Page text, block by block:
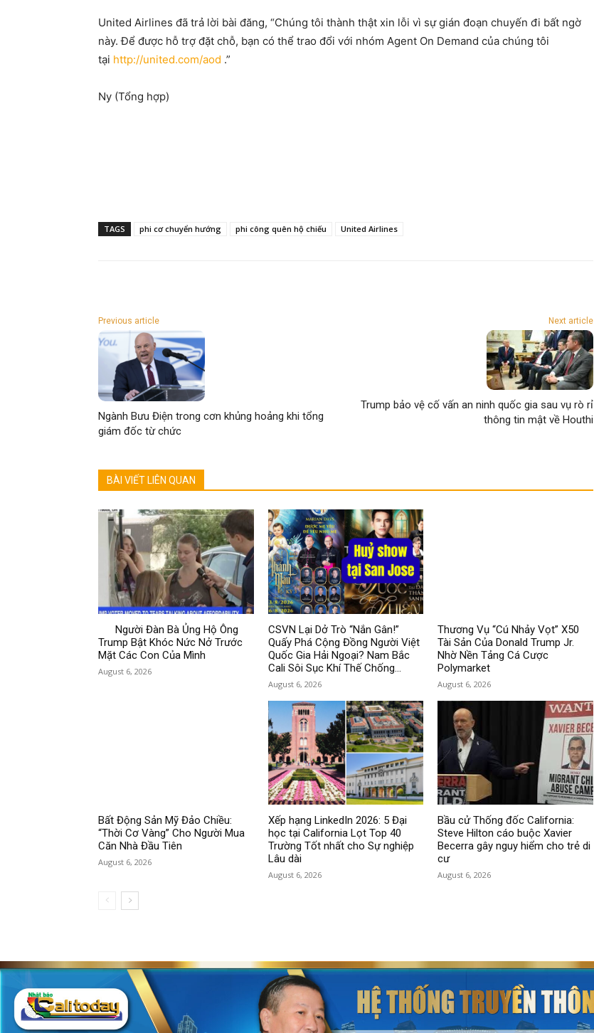
United Airlines đã trả lời bài đăng, “Chúng tôi thành thật xin lỗi vì sự gián đoạn chuyến đi bất ngờ
này. Để được hỗ trợ đặt chỗ, bạn có thể trao đổi với nhóm Agent On Demand của chúng tôi
tại http://united.com/aod .”
Ny (Tổng hợp)
TAGS phi cơ chuyển hướng phi công quên hộ chiếu United Airlines
Previous article
Ngành Bưu Điện trong cơn khủng hoảng khi tổng
giám đốc từ chức
Next article
Trump bảo vệ cố vấn an ninh quốc gia sau vụ rò rỉ
thông tin mật về Houthi
BÀI VIẾT LIÊN QUAN
Người Đàn Bà Ủng Hộ Ông
Trump Bật Khóc Nức Nở Trước
Mặt Các Con Của Mình
August 6, 2026
CSVN Lại Dở Trò “Nắn Gân!”
Quấy Phá Cộng Đồng Người Việt
Quốc Gia Hải Ngoại? Nam Bắc
Cali Sôi Sục Khí Thế Chống...
August 6, 2026
Thương Vụ “Cú Nhảy Vọt” X50
Tài Sản Của Donald Trump Jr.
Nhờ Nền Tảng Cá Cược
Polymarket
August 6, 2026
Bất Động Sản Mỹ Đảo Chiều:
“Thời Cơ Vàng” Cho Người Mua
Căn Nhà Đầu Tiên
August 6, 2026
Xếp hạng LinkedIn 2026: 5 Đại
học tại California Lọt Top 40
Trường Tốt nhất cho Sự nghiệp
Lâu dài
August 6, 2026
Bầu cử Thống đốc California:
Steve Hilton cáo buộc Xavier
Becerra gây nguy hiểm cho trẻ di
cư
August 6, 2026